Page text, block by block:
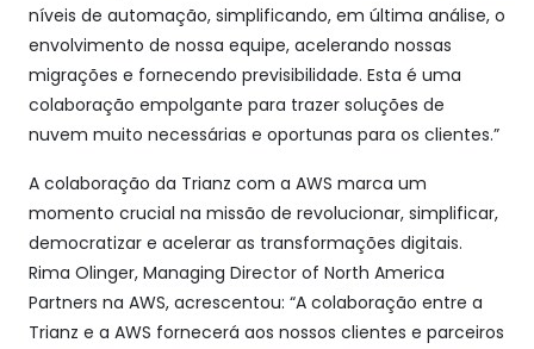
níveis de automação, simplificando, em última análise, o
envolvimento de nossa equipe, acelerando nossas
migrações e fornecendo previsibilidade. Esta é uma
colaboração empolgante para trazer soluções de
nuvem muito necessárias e oportunas para os clientes.”
A colaboração da Trianz com a AWS marca um
momento crucial na missão de revolucionar, simplificar,
democratizar e acelerar as transformações digitais.
Rima Olinger, Managing Director of North America
Partners na AWS, acrescentou: “A colaboração entre a
Trianz e a AWS fornecerá aos nossos clientes e parceiros